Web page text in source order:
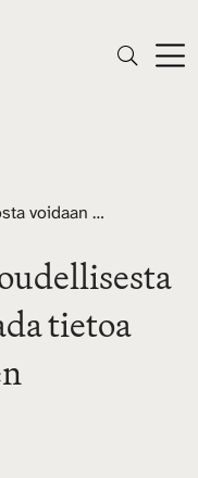
Julkisen taiteen taloudellisesta arvosta voidaan saada tietoa maksuhalukkuuden menetelmillä
tietoa